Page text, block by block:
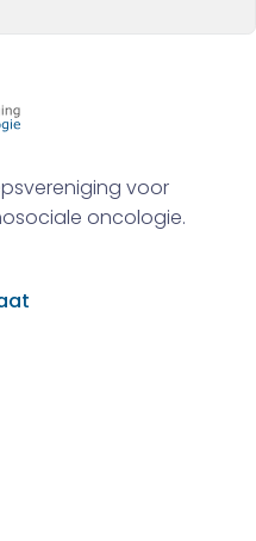
voor
oncologie.